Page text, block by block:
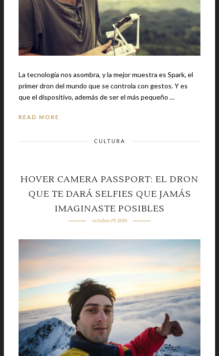
La tecnología nos asombra, y la mejor muestra es Spark, el
primer dron del mundo que se controla con gestos. Y es
que el dispositivo, además de ser el más pequeño …
READ MORE
CULTURA
HOVER CAMERA PASSPORT: EL DRON
QUE TE DARÁ SELFIES QUE JAMÁS
IMAGINASTE POSIBLES
octubre 19, 2016